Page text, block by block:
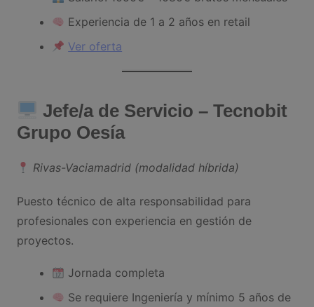
Experiencia de 1 a 2 años en retail
Ver oferta
Jefe/a de Servicio – Tecnobit
Grupo Oesía
Rivas-Vaciamadrid (modalidad híbrida)
Puesto técnico de alta responsabilidad para
profesionales con experiencia en gestión de
proyectos.
Jornada completa
Se requiere Ingeniería y mínimo 5 años de